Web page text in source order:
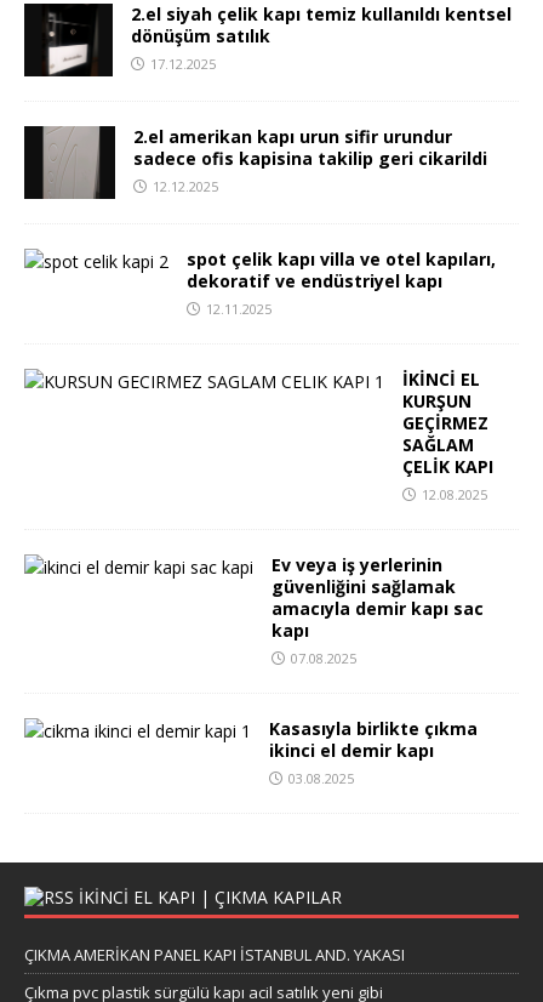
2.el siyah çelik kapı temiz kullanıldı kentsel
dönüşüm satılık
17.12.2025
2.el amerikan kapı urun sifir urundur
sadece ofis kapisina takilip geri cikarildi
12.12.2025
spot çelik kapı villa ve otel kapıları,
dekoratif ve endüstriyel kapı
12.11.2025
İKİNCİ EL
KURŞUN
GEÇİRMEZ
SAĞLAM
ÇELİK KAPI
12.08.2025
Ev veya iş yerlerinin
güvenliğini sağlamak
amacıyla demir kapı sac
kapı
07.08.2025
Kasasıyla birlikte çıkma
ikinci el demir kapı
03.08.2025
IKINCI EL KAPI | ÇIKMA KAPILAR
ÇIKMA AMERİKAN PANEL KAPI İSTANBUL AND. YAKASI
Çıkma pvc plastik sürgülü kapı acil satılık yeni gibi